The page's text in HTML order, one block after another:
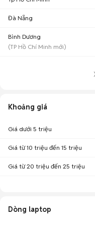
Đà Nẵng
Bình Dương
(TP Hồ Chí Minh mới)
Khoảng giá
Giá dưới 5 triệu
Giá từ 10 triệu đến 15 triệu
Giá từ 20 triệu đến 25 triệu
Dòng laptop